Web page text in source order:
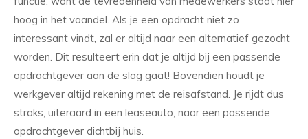
hoog in het vaandel. Als je een opdracht niet zo
interessant vindt, zal er altijd naar een alternatief gezocht
worden. Dit resulteert erin dat je altijd bij een passende
opdrachtgever aan de slag gaat! Bovendien houdt je
werkgever altijd rekening met de reisafstand. Je rijdt dus
straks, uiteraard in een leaseauto, naar een passende
opdrachtgever dichtbij huis.